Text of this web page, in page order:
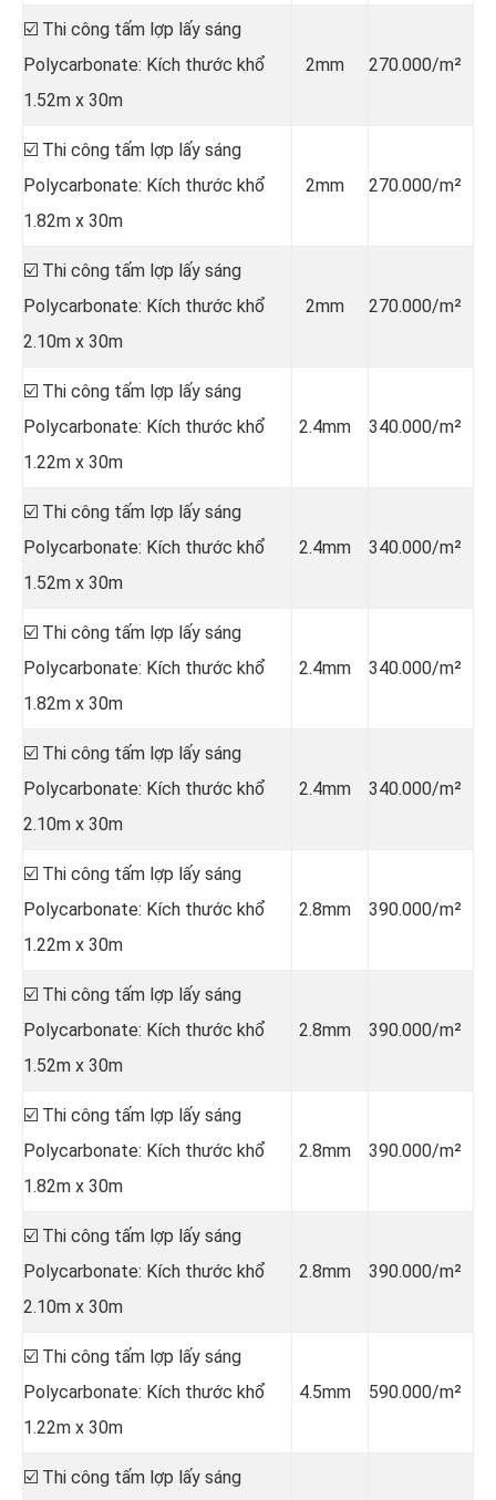
☑️ Thi công tấm lợp lấy sáng
Polycarbonate: Kích thước khổ
1.52m x 30m
2mm 270.000/m²
☑️ Thi công tấm lợp lấy sáng
Polycarbonate: Kích thước khổ
1.82m x 30m
2mm 270.000/m²
☑️ Thi công tấm lợp lấy sáng
Polycarbonate: Kích thước khổ
2.10m x 30m
2mm 270.000/m²
☑️ Thi công tấm lợp lấy sáng
Polycarbonate: Kích thước khổ
1.22m x 30m
2.4mm 340.000/m²
☑️ Thi công tấm lợp lấy sáng
Polycarbonate: Kích thước khổ
1.52m x 30m
2.4mm 340.000/m²
☑️ Thi công tấm lợp lấy sáng
Polycarbonate: Kích thước khổ
1.82m x 30m
2.4mm 340.000/m²
☑️ Thi công tấm lợp lấy sáng
Polycarbonate: Kích thước khổ
2.10m x 30m
2.4mm 340.000/m²
☑️ Thi công tấm lợp lấy sáng
Polycarbonate: Kích thước khổ
1.22m x 30m
2.8mm 390.000/m²
☑️ Thi công tấm lợp lấy sáng
Polycarbonate: Kích thước khổ
1.52m x 30m
2.8mm 390.000/m²
☑️ Thi công tấm lợp lấy sáng
Polycarbonate: Kích thước khổ
1.82m x 30m
2.8mm 390.000/m²
☑️ Thi công tấm lợp lấy sáng
Polycarbonate: Kích thước khổ
2.10m x 30m
2.8mm 390.000/m²
☑️ Thi công tấm lợp lấy sáng
Polycarbonate: Kích thước khổ
1.22m x 30m
4.5mm 590.000/m²
☑️ Thi công tấm lợp lấy sáng